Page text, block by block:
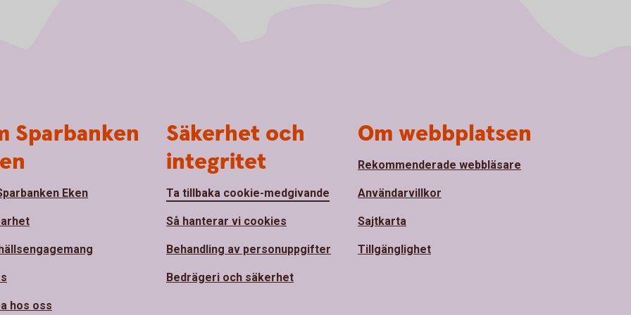
Sparbanken
Eken
hos oss
Säkerhet och
integritet
Ta tillbaka cookie-medgivande
Så hanterar vi cookies
Behandling av personuppgifter
Bedrägeri och säkerhet
Om webbplatsen
Rekommenderade webbläsare
Användarvillkor
Sajtkarta
Tillgänglighet